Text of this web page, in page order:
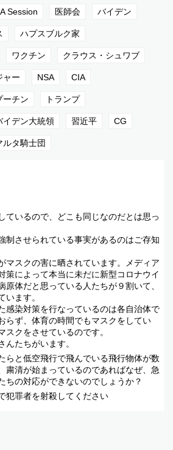
険なワクチンを作り推奨したのか？
ザー照射の証拠を出すべきについて
music/
先
Session 医師会 バイデン
ハプスブルク家
ワクチン クラウス・シュワブ
ャー NSA CIA
ーチン トランプ
イデン大統領 習近平 CG
ルタ騎士団
ているので、どこも同じなのだとは思っ
制させられている事実があるのはご存知
マスクの害に晒されています。メディア
策によって本当に未だに新型コロナウイ
原体だと思っている人たちが９割いて、
います。
感染対策を行なっているのは各自治体で
らず、体育の時間でもマスクをしてい
スクをさせているのです。
んたちがいます。
らと低空飛行で飛んでいる飛行物体が数
粛清が始まっているのであればなぜ、急
ちの対応ができないのでしょうか？
犯罪者を射殺してください